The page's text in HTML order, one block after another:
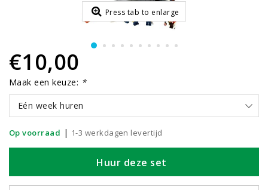
Press tab to enlarge
€10,00
Maak een keuze: *
Eén week huren
Op voorraad | 1-3 werkdagen levertijd
Huur deze set